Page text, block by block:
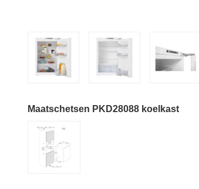
Maatschetsen PKD28088 koelkast